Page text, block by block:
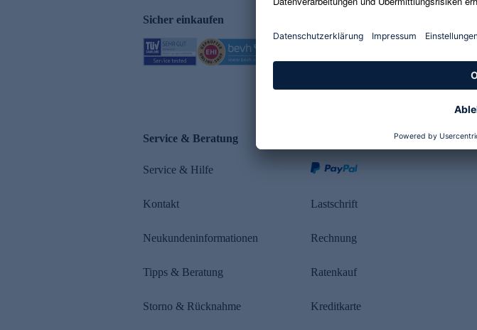
Sicher einkaufen
Service & Beratung
Service & Hilfe
Kontakt
Neukundeninformationen
Tipps & Beratung
Storno & Rücknahme
Lastschrift
Rechnung
Ratenkauf
Kreditkarte